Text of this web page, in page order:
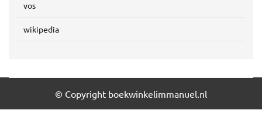
vos
wikipedia
© Copyright boekwinkelimmanuel.nl